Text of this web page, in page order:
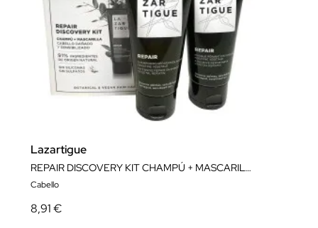
Lazartigue
REPAIR DISCOVERY KIT CHAMPÚ + MASCARILLA
Cabello
8,91 €